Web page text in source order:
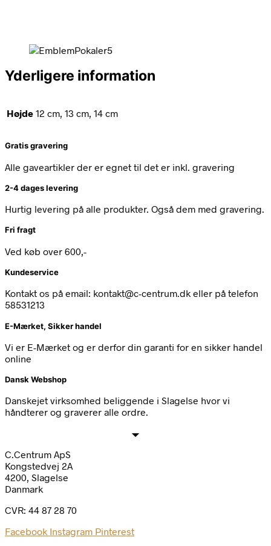
Yderligere information
Højde 12 cm, 13 cm, 14 cm
Gratis gravering
Alle gaveartikler der er egnet til det er inkl. gravering
2-4 dages levering
Hurtig levering på alle produkter. Også dem med gravering.
Fri fragt
Ved køb over 600,-
Kundeservice
Kontakt os på email: kontakt@c-centrum.dk eller på telefon
58531213
E-Mærket, Sikker handel
Vi er E-Mærket og er derfor din garanti for en sikker handel
online
Dansk Webshop
Danskejet virksomhed beliggende i Slagelse hvor vi
håndterer og graverer alle ordre.
C.Centrum ApS
Kongstedvej 2A
4200, Slagelse
Danmark
CVR: 44 87 28 70
Facebook Instagram Pinterest